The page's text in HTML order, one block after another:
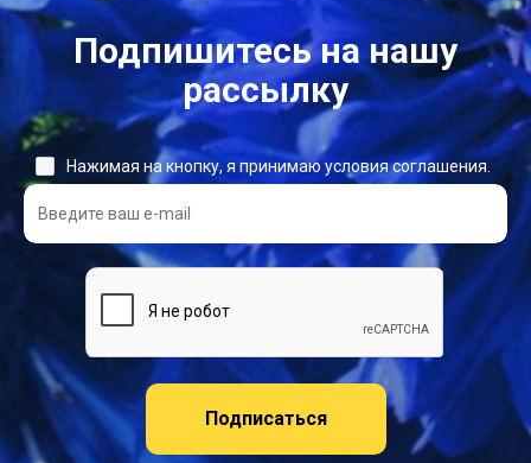
Подпишитесь на нашу
рассылку
Подписаться
Нажимая на кнопку, я принимаю условия соглашения.